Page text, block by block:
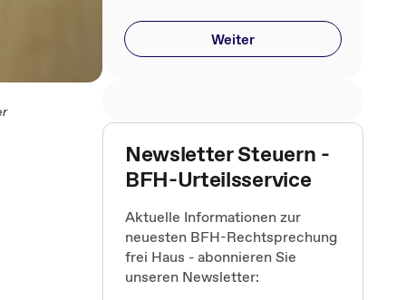
Weiter
Newsletter Steuern -
BFH-Urteilsservice
Aktuelle Informationen zur
neuesten BFH-Rechtsprechung
frei Haus - abonnieren Sie
unseren Newsletter: